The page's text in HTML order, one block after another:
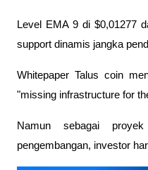
Level EMA 9 di $0,01277
support dinamis jangka
Whitepaper Talus coin
"missing infrastructure for
Namun sebagai
pengembangan, investor